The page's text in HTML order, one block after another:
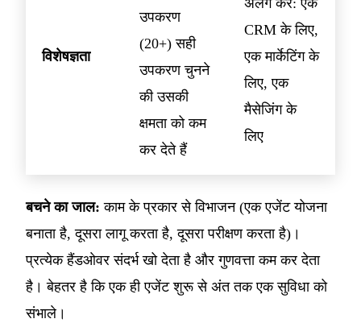
विशेषज्ञता
उपकरण
(20+) सही
उपकरण चुनने
की उसकी
क्षमता को कम
कर देते हैं
अलग करें: एक
CRM के लिए,
एक मार्केटिंग के
लिए, एक
मैसेजिंग के
लिए
बचने का जाल: काम के प्रकार से विभाजन (एक एजेंट योजना
बनाता है, दूसरा लागू करता है, दूसरा परीक्षण करता है)।
प्रत्येक हैंडओवर संदर्भ खो देता है और गुणवत्ता कम कर देता
है। बेहतर है कि एक ही एजेंट शुरू से अंत तक एक सुविधा को
संभाले।